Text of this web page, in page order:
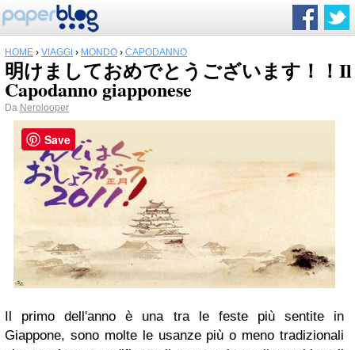
HOME › VIAGGI › MONDO › CAPODANNO
明けましておめでとうございます！！Il
Capodanno giapponese
Da Nerolooper
Il primo dell'anno è una tra le feste più sentite in
Giappone, sono molte le usanze più o meno tradizionali
Save